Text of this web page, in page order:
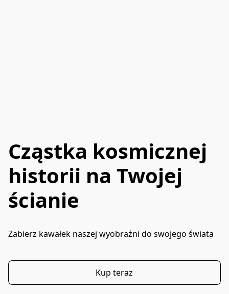
Cząstka kosmicznej
historii na Twojej
ścianie
Zabierz kawałek naszej wyobraźni do swojego świata
Kup teraz